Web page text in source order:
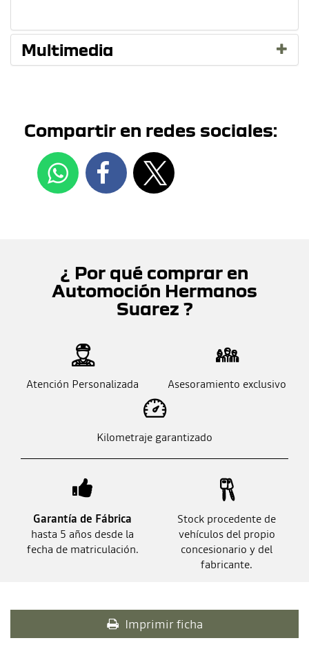
Multimedia
Compartir en redes sociales:
¿ Por qué comprar en
Automoción Hermanos
Suarez ?
Atención Personalizada Asesoramiento exclusivo
Kilometraje garantizado
Garantía de Fábrica
hasta 5 años desde la
fecha de matriculación.
Stock procedente de
vehículos del propio
concesionario y del
fabricante.
Imprimir ficha